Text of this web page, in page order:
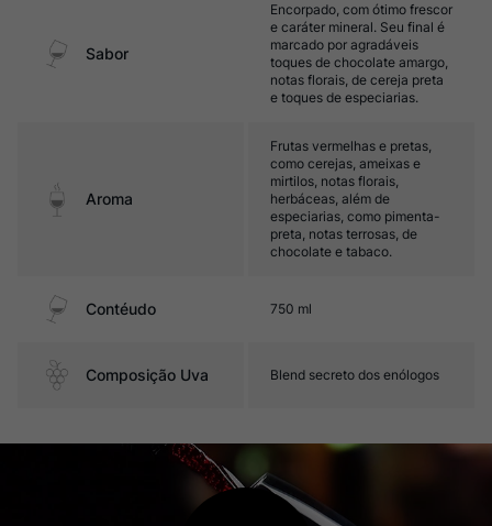
Sabor
Encorpado, com ótimo frescor
e caráter mineral. Seu final é
marcado por agradáveis
toques de chocolate amargo,
notas florais, de cereja preta
e toques de especiarias.
Aroma
Frutas vermelhas e pretas,
como cerejas, ameixas e
mirtilos, notas florais,
herbáceas, além de
especiarias, como pimenta-
preta, notas terrosas, de
chocolate e tabaco.
Contéudo 750 ml
Composição Uva Blend secreto dos enólogos